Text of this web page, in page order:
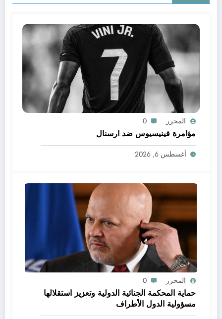
المحرر 0
مؤامرة فينيسيوس ضد ارسنال
أغسطس 6, 2026
المحرر 0
حماية المحكمة الجنائية الدولية وتعزيز استقلالها
مسؤولية الدول الأطراف